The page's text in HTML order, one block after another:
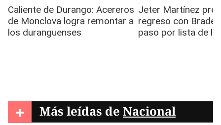
+ Más leídas de Nacional